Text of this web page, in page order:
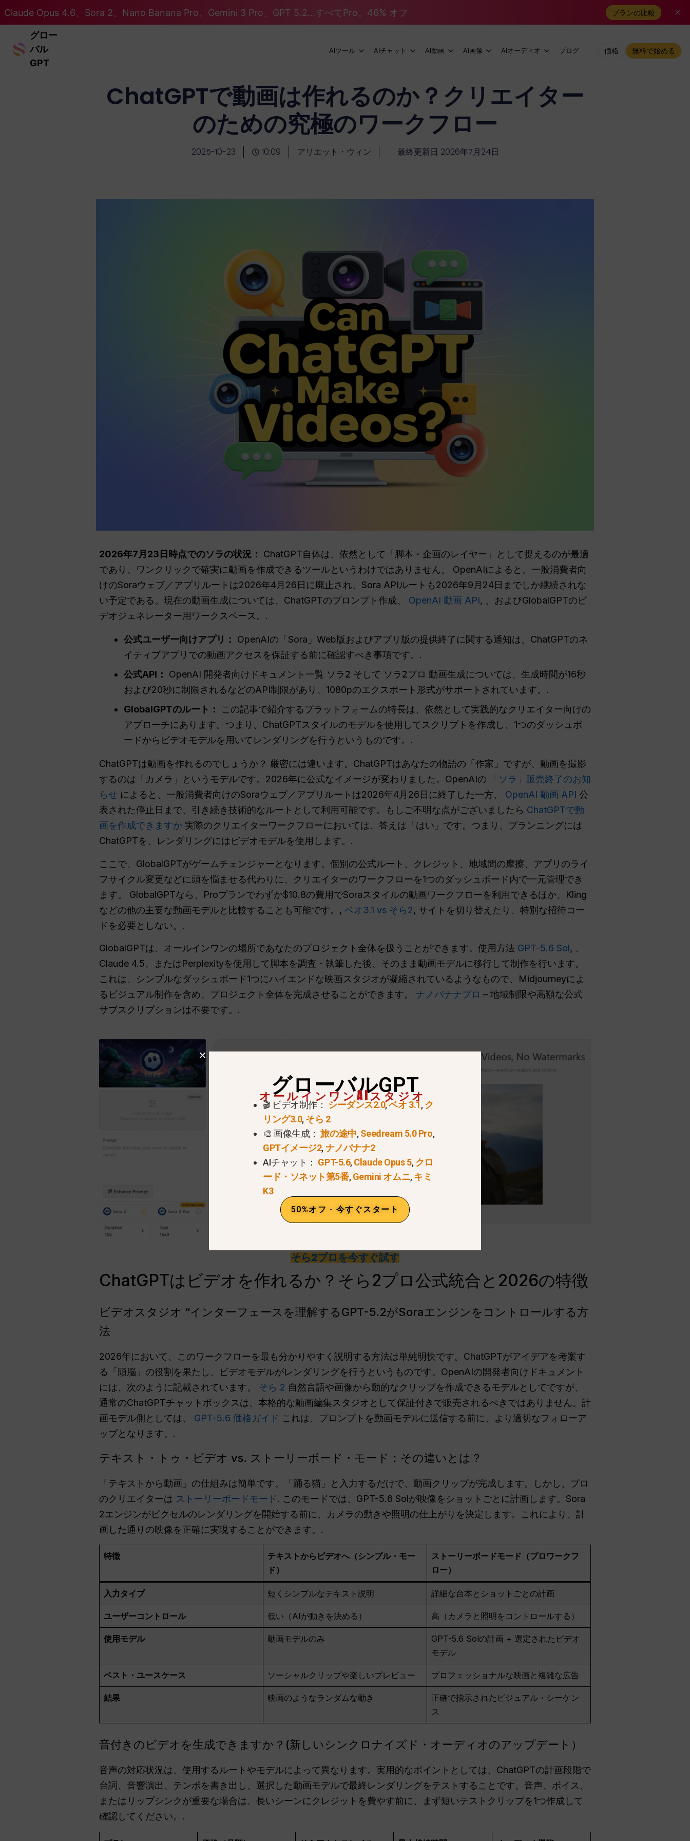
Claude Opus 4.6、Sora 2、Nano Banana Pro、Gemini 3 Pro、GPT 5.2...すべてPro。46% オフ プランの比較
グロー
バル
GPT
AIツール AIチャット AI動画 AI画像 AIオーディオ ブログ 価格 無料で始める
ChatGPTで動画は作れるのか？クリエイター
のための究極のワークフロー
2025-10-23 10:09 アリエット・ウィン 最終更新日 2026年7月24日
2026年7月23日時点でのソラの状況：
ChatGPT自体は、依然として「脚本・企画のレイヤー」として捉えるのが最適
であり、ワンクリックで確実に動画を作成できるツールというわけではありません。 OpenAIによると、一般消費者向
けのSoraウェブ／アプリルートは2026年4月26日に廃止され、Sora APIルートも2026年9月24日までしか継続されな
い予定である。現在の動画生成については、ChatGPTのプロンプト作成、 OpenAI 動画 API, 、およびGlobalGPTのビ
デオジェネレーター用ワークスペース。.
公式ユーザー向けアプリ：
OpenAIの「Sora」Web版およびアプリ版の提供終了に関する通知は、ChatGPTのネ
イティブアプリでの動画アクセスを保証する前に確認すべき事項です。.
公式API：
OpenAI 開発者向けドキュメント一覧 ソラ2 そして ソラ2プロ 動画生成については、生成時間が16秒
および20秒に制限されるなどのAPI制限があり、1080pのエクスポート形式がサポートされています。.
GlobalGPTのルート：
この記事で紹介するプラットフォームの特長は、依然として実践的なクリエイター向けの
アプローチにあります。つまり、ChatGPTスタイルのモデルを使用してスクリプトを作成し、1つのダッシュボ
ードからビデオモデルを用いてレンダリングを行うというものです。.
ChatGPTは動画を作れるのでしょうか？ 厳密には違います。ChatGPTはあなたの物語の「作家」ですが、動画を撮影
するのは「カメラ」というモデルです。2026年に公式なイメージが変わりました。OpenAIの
「ソラ」販売終了のお知
らせ によると、一般消費者向けのSoraウェブ／アプリルートは2026年4月26日に終了した一方、 OpenAI 動画 API 公
表された停止日まで、引き続き技術的なルートとして利用可能です。もしご不明な点がございましたら ChatGPTで動
画を作成できますか 実際のクリエイターワークフローにおいては、答えは「はい」です。つまり、プランニングには
ChatGPTを、レンダリングにはビデオモデルを使用します。.
ここで、GlobalGPTがゲームチェンジャーとなります。個別の公式ルート、クレジット、地域間の摩擦、アプリのライ
フサイクル変更などに頭を悩ませる代わりに、クリエイターのワークフローを1つのダッシュボード内で一元管理でき
ます。 GlobalGPTなら、Proプランでわずか$10.8の費用でSoraスタイルの動画ワークフローを利用できるほか、Kling
などの他の主要な動画モデルと比較することも可能です。, ベオ3.1 vs そら2, サイトを切り替えたり、特別な招待コー
ドを必要としない。.
GlobalGPTは、オールインワンの場所であなたのプロジェクト全体を扱うことができます。使用方法 GPT-5.6 Sol, 、
Claude 4.5、またはPerplexityを使用して脚本を調査・執筆した後、そのまま動画モデルに移行して制作を行います。
これは、シンプルなダッシュボード1つにハイエンドな映画スタジオが凝縮されているようなもので、Midjourneyによ
るビジュアル制作を含め、プロジェクト全体を完成させることができます。 ナノバナナプロ – 地域制限や高額な公式
サブスクリプションは不要です。.
そら2プロを今すぐ試す
ChatGPTはビデオを作れるか？そら2プロ公式統合と2026の特徴
ビデオスタジオ “インターフェースを理解するGPT-5.2がSoraエンジンをコントロールする方
法
2026年において、このワークフローを最も分かりやすく説明する方法は単純明快です。ChatGPTがアイデアを考案す
る「頭脳」の役割を果たし、ビデオモデルがレンダリングを行うというものです。OpenAIの開発者向けドキュメント
には、次のように記載されています。 そら 2 自然言語や画像から動的なクリップを作成できるモデルとしてですが、
通常のChatGPTチャットボックスは、本格的な動画編集スタジオとして保証付きで販売されるべきではありません。計
画モデル側としては、 GPT-5.6 価格ガイド これは、プロンプトを動画モデルに送信する前に、より適切なフォローア
ップとなります。.
テキスト・トゥ・ビデオ vs. ストーリーボード・モード：その違いとは？
「テキストから動画」の仕組みは簡単です。「踊る猫」と入力するだけで、動画クリップが完成します。しかし、プロ
のクリエイターは ストーリーボードモード. このモードでは、GPT-5.6 Solが映像をショットごとに計画します。Sora
2エンジンがピクセルのレンダリングを開始する前に、カメラの動きや照明の仕上がりを決定します。これにより、計
画した通りの映像を正確に実現することができます。.
特徴
テキストからビデオへ（シンプル・モー
ド）
ストーリーボードモード（プロワークフ
ロー）
入力タイプ 短くシンプルなテキスト説明 詳細な台本とショットごとの計画
ユーザーコントロール 低い（AIが動きを決める） 高（カメラと照明をコントロールする）
使用モデル 動画モデルのみ
GPT-5.6 Solの計画 + 選定されたビデオ
モデル
ベスト・ユースケース ソーシャルクリップや楽しいプレビュー プロフェッショナルな映画と複雑な広告
結果 映画のようなランダムな動き
正確で指示されたビジュアル・シーケン
ス
音付きのビデオを生成できますか？(新しいシンクロナイズド・オーディオのアップデート）
音声の対応状況は、使用するルートやモデルによって異なります。実用的なポイントとしては、ChatGPTの計画段階で
台詞、音響演出、テンポを書き出し、選択した動画モデルで最終レンダリングをテストすることです。音声、ボイス、
またはリップシンクが重要な場合は、長いシーンにクレジットを費やす前に、まず短いテストクリップを1つ作成して
確認してください。.
グローバルGPT
オールインワンAIスタジオ
🎬 ビデオ制作： シーダンス2.0,ベオ 3.1,ク
リング3.0,そら 2
🎨 画像生成：旅の途中,Seedream 5.0 Pro,
GPTイメージ2,ナノバナナ2
AIチャット： GPT-5.6,Claude Opus 5,クロ
ード・ソネット第5番,Gemini オムニ,キミ
K3
50%オフ - 今すぐスタート